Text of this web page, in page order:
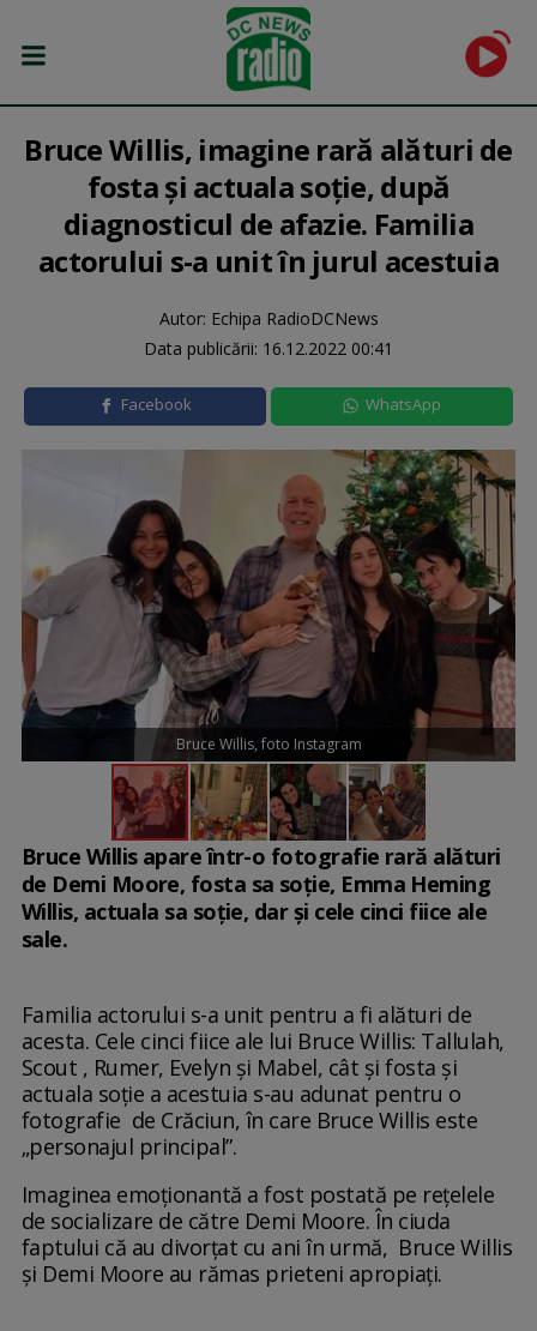
Bruce Willis, imagine rară alături de
fosta și actuala soție, după
diagnosticul de afazie. Familia
actorului s-a unit în jurul acestuia
Autor: Echipa RadioDCNews
Data publicării: 16.12.2022 00:41
Facebook WhatsApp
Bruce Willis, foto Instagram
Bruce Willis apare într-o fotografie rară alături
de Demi Moore, fosta sa soție, Emma Heming
Willis, actuala sa soție, dar și cele cinci fiice ale
sale.
Familia actorului s-a unit pentru a fi alături de
acesta. Cele cinci fiice ale lui Bruce Willis: Tallulah,
Scout , Rumer, Evelyn și Mabel, cât și fosta și
actuala soție a acestuia s-au adunat pentru o
fotografie de Crăciun, în care Bruce Willis este
„personajul principal”.
Imaginea emoționantă a fost postată pe rețelele
de socializare de către Demi Moore. În ciuda
faptului că au divorțat cu ani în urmă, Bruce Willis
și Demi Moore au rămas prieteni apropiați.